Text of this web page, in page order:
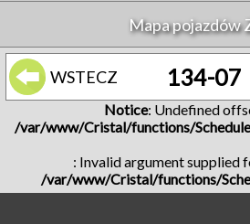
Mapa pojazdów
WSTECZ 134-07
Notice: Undefined
/var/www/Cristal/functions/
: Invalid argument supplied
/var/www/Cristal/functions/